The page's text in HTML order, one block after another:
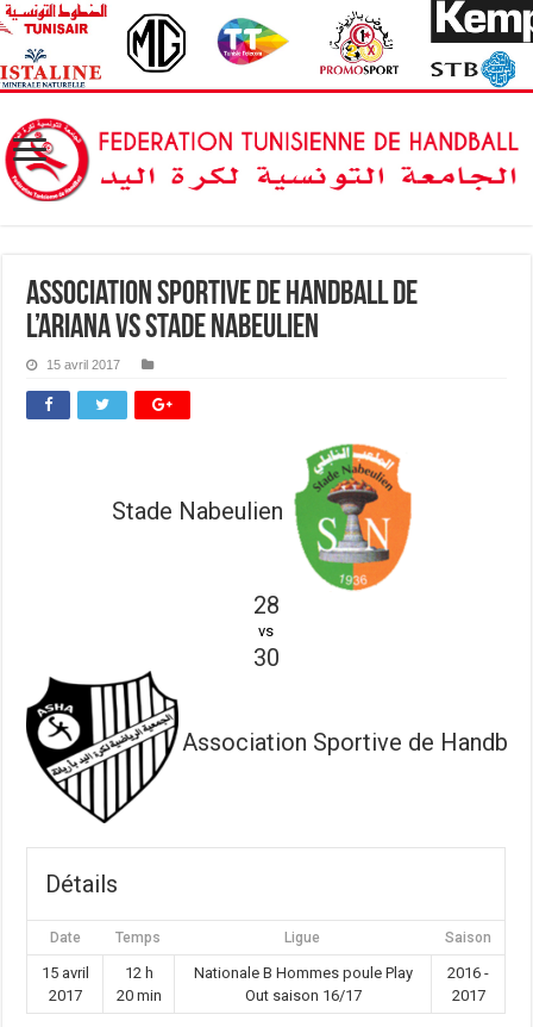
Association Sportive de Handball de
l’Ariana vs Stade Nabeulien
15 avril 2017
Stade Nabeulien
28
vs
30
Association Sportive de Handball
Détails
Date Temps Ligue Saison
15 avril
2017
12 h
20 min
Nationale B Hommes poule Play
Out saison 16/17
2016 -
2017